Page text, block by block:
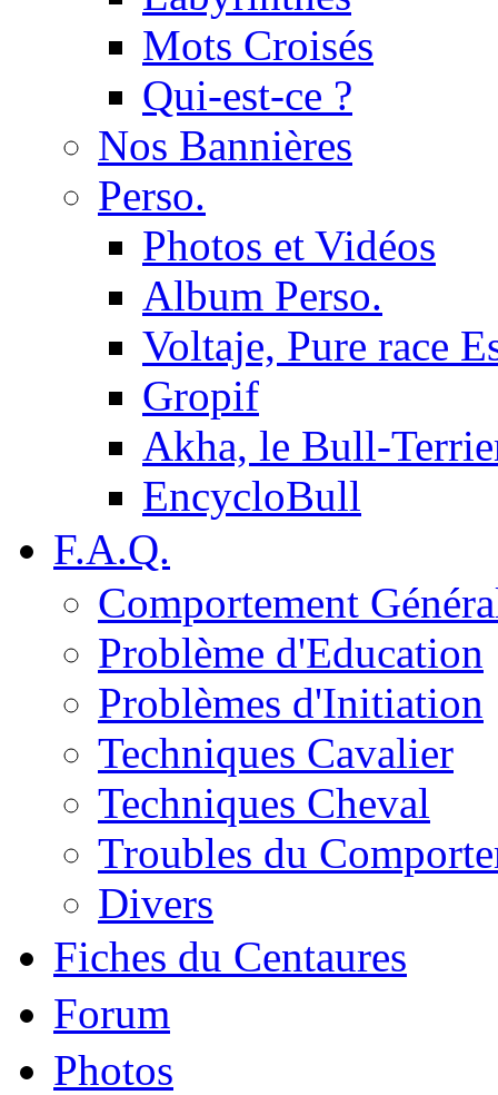
Mots Croisés
Qui-est-ce ?
Nos Bannières
Perso.
Photos et Vidéos
Album Perso.
Voltaje, Pure race
Gropif
Akha, le Bull-
EncycloBull
F.A.Q.
Comportement
Problème d'Education
Problèmes d'Initiation
Techniques Cavalier
Techniques Cheval
Troubles du
Divers
Fiches du Centaures
Forum
Photos